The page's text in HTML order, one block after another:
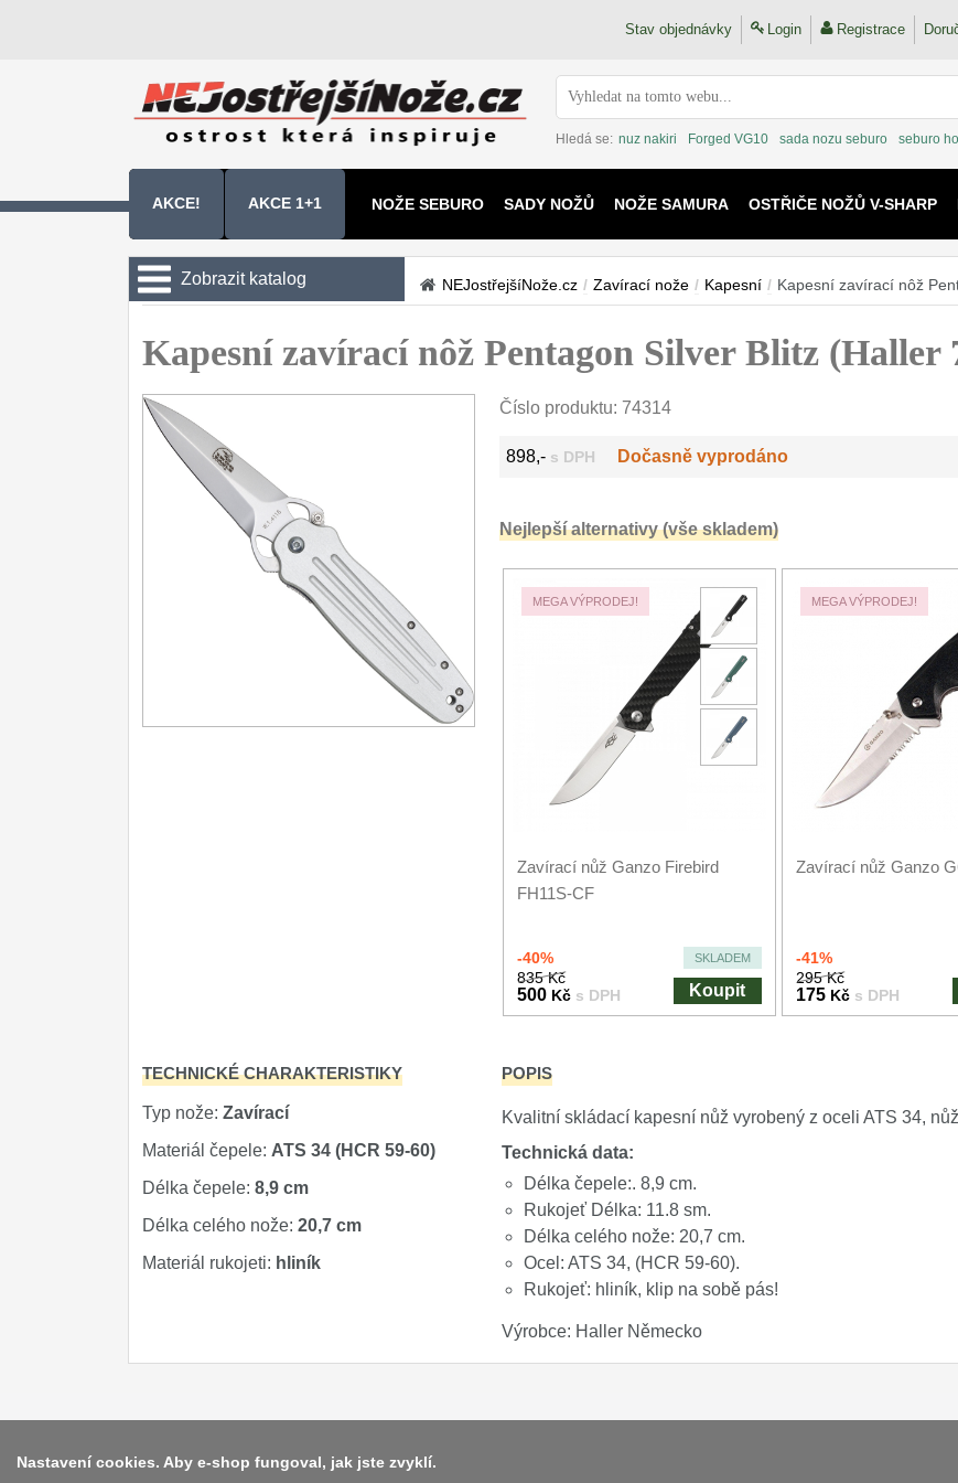
Stav objednávky Login Registrace
Hledá se: nuz nakiri Forged VG10 sada nozu seburo seburo
AKCE! AKCE 1+1 NOŽE SEBURO SADY NOŽŮ NOŽE SAMURA OSTŘIČE NOŽŮ V-SHARP
Zobrazit katalog
Zavírací nože
Kapesní
Taktické 3
Turistické
Nože s pevnou čepelí
Nože SEBURO
NEJostřejšíNože.cz / Zavírací nože / Kapesní / Kapesní zavírací nôž
Kapesní zavírací nôž Pentagon Silver Blitz (Haller
Číslo produktu: 74314
898,- s DPH Dočasně vyprodáno
Nejlepší alternativy (vše skladem)
MEGA VÝPRODEJ!
Zavírací nůž Ganzo Firebird
FH11S-CF
-40% SKLADEM
835 Kč
500 Kč s DPH Koupit
MEGA VÝPRODEJ!
Zavírací nůž Ganzo
-41%
295 Kč
175 Kč s DPH
TECHNICKÉ CHARAKTERISTIKY
Typ nože: Zavírací
Materiál čepele: ATS 34 (HCR 59-60)
Délka čepele: 8,9 cm
Délka celého nože: 20,7 cm
Materiál rukojeti: hliník
POPIS
Kvalitní skládací kapesní nůž vyrobený z oceli ATS 34,
Technická data:
Délka čepele:. 8,9 cm.
Rukojeť Délka: 11.8 sm.
Délka celého nože: 20,7 cm.
Ocel: ATS 34, (HCR 59-60).
Rukojeť: hliník, klip na sobě pás!
Výrobce: Haller Německo
Nastavení cookies. Aby e-shop fungoval, jak jste zvyklí.